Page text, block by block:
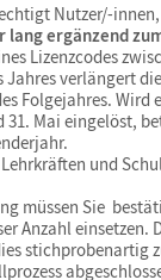
Nutzer/-innen,
lang ergänzend
Lizenzcodes
Jahres verlängert
Folgejahres. Wird
31. Mai eingelöst,
und
müssen Sie
Anzahl einsetzen.
stichprobenartig